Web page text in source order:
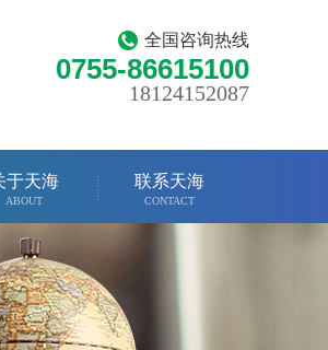
全国咨询热线
0755-86615100
18124152087
于天海
ABOUT
联系天海
CONTACT